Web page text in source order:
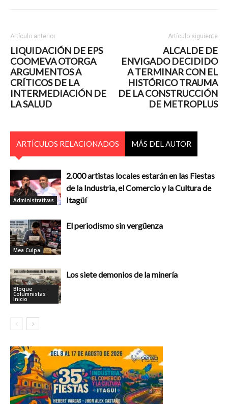
Artículo anterior
LIQUIDACIÓN DE EPS
COOMEVA OTORGA
ARGUMENTOS A
CRÍTICOS DE LA
INTERMEDIACIÓN DE
LA SALUD
Artículo siguiente
ALCALDE DE
ENVIGADO DECIDIDO
A TERMINAR CON EL
HISTÓRICO TRAUMA
DE LA CONSTRUCCIÓN
DE METROPLUS
ARTÍCULOS RELACIONADOS MÁS DEL AUTOR
Administrativas
2.000 artistas locales estarán en las Fiestas
de la Industria, el Comercio y la Cultura de
Itagüí
Mea Culpa
El periodismo sin vergüenza
Bloque
Columnistas
Inicio
Los siete demonios de la minería